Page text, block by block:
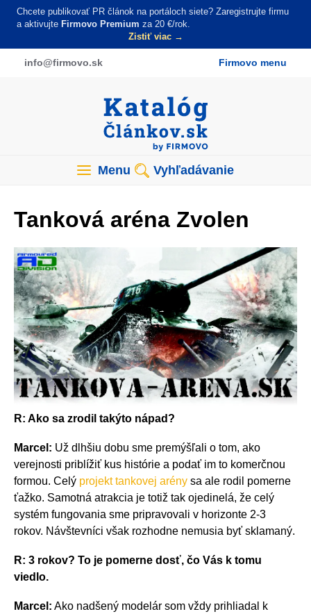
Skočiť
obsah
Chcete publikovať PR článok na portáloch siete? Zaregistrujte firmu
a aktivujte Firmovo Premium za 20 €/rok.
Zistiť viac →
info@firmovo.sk Firmovo menu
Menu Vyhľadávanie
Tanková aréna Zvolen
R: Ako sa zrodil takýto nápad?
Marcel: Už dlhšiu dobu sme premýšľali o tom, ako
verejnosti priblížiť kus histórie a podať im to komerčnou
formou. Celý projekt tankovej arény sa ale rodil pomerne
ťažko. Samotná atrakcia je totiž tak ojedinelá, že celý
systém fungovania sme pripravovali v horizonte 2-3
rokov. Návštevníci však rozhodne nemusia byť sklamaný.
R: 3 rokov? To je pomerne dosť, čo Vás k tomu
viedlo.
Marcel: Ako nadšený modelár som vždy prihliadal k